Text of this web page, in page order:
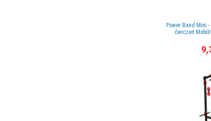
Power Band Mini
ćwiczeń